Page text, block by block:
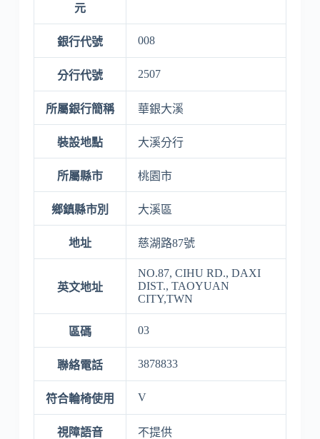
元
銀行代號 008
分行代號 2507
所屬銀行簡稱 華銀大溪
裝設地點 大溪分行
所屬縣市 桃園市
鄉鎮縣市別 大溪區
地址 慈湖路87號
英文地址
NO.87, CIHU RD., DAXI
DIST., TAOYUAN
CITY,TWN
區碼 03
聯絡電話 3878833
符合輪椅使用 V
視障語音 不提供